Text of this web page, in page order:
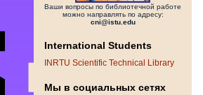
Ваши вопросы по библиотечной работе
можно направлять по адресу:
cni@istu.edu
International Students
INRTU Scientific Technical Library
Мы в социальных сетях